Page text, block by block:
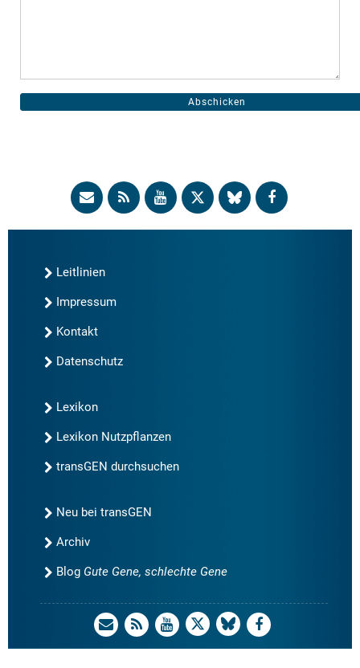
Leitlinien
Impressum
Kontakt
Datenschutz
Lexikon
Lexikon Nutzpflanzen
transGEN durchsuchen
Neu bei transGEN
Archiv
Blog Gute Gene, schlechte Gene